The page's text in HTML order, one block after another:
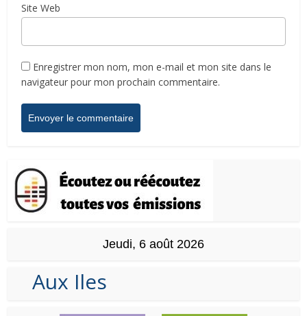
Site Web
Enregistrer mon nom, mon e-mail et mon site dans le
navigateur pour mon prochain commentaire.
Jeudi, 6 août 2026
Aux Iles